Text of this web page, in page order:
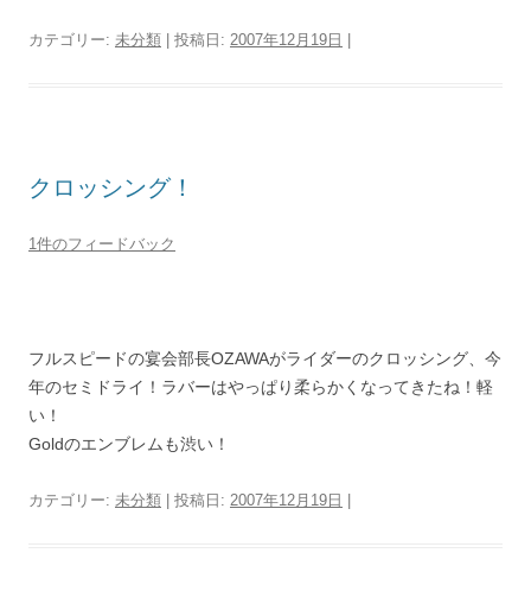
カテゴリー: 未分類 | 投稿日: 2007年12月19日
クロッシング！
1件のフィードバック
フルスピードの宴会部長OZAWAがライダーのクロッシング、今
年のセミドライ！ラバーはやっぱり柔らかくなってきたね！軽
い！
Goldのエンブレムも渋い！
カテゴリー: 未分類 | 投稿日: 2007年12月19日